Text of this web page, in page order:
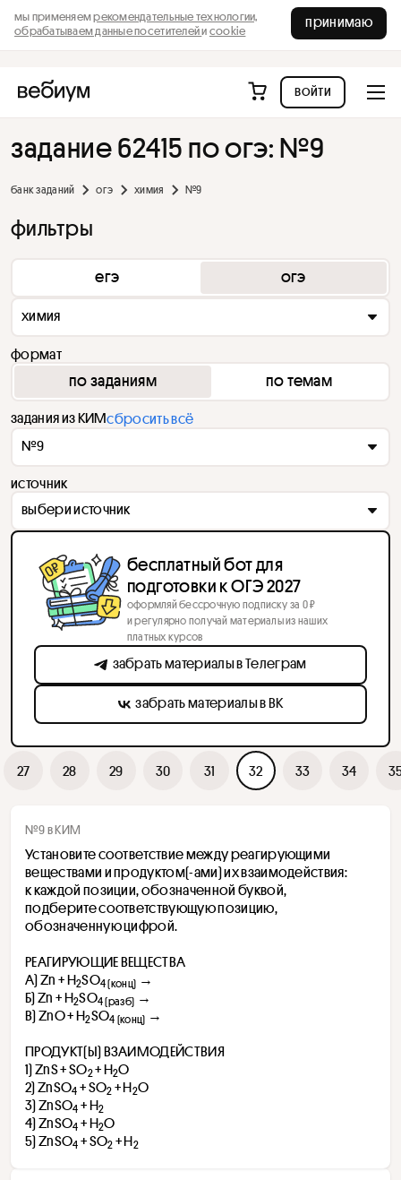
мы применяемрекомендательные технологии,
обрабатываем данные посетителейи cookie
принимаю
войти
задание 62415 по огэ: №9
банк заданий огэ химия №9
фильтры
егэ огэ
химия
формат
по заданиям по темам
задания из КИМсбросить всё
№9
источник
выбери источник
27 28 29 30 31 32 33 34
№9 в КИМ
Установите соответствие между реагирующими
веществами и продуктом(-ами) их взаимодействия:
к каждой позиции, обозначенной буквой,
подберите соответствующую позицию,
обозначенную цифрой.
РЕАГИРУЮЩИЕ ВЕЩЕСТВА
А) Zn + H2SO4 (конц) →
Б) Zn + H2SO4 (разб) →
В) ZnO + H2SO4 (конц) →
ПРОДУКТ(Ы) ВЗАИМОДЕЙСТВИЯ
1) ZnS + SO2 + H2O
2) ZnSO4 + SO2 + H2O
3) ZnSO4 + H2
4) ZnSO4 + H2O
5) ZnSO4 + SO2 + H2
бесплатный бот для
подготовки к ОГЭ 2027
оформляй бессрочную подписку за 0 ₽
и регулярно получай материалы из наших
платных курсов
забрать материалы в Телеграм
забрать материалы в ВК